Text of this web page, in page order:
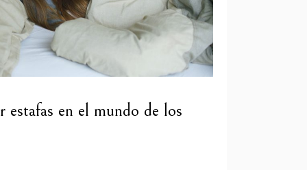
en el mundo de los